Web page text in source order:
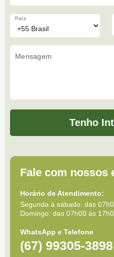
País
Mensagem
Tenho
Fale com nossos
Horário de Atendimento:
Segunda à sábado: das
Domingo: das 07h00 às
WhatsApp e Telefone
(67) 99305-3898